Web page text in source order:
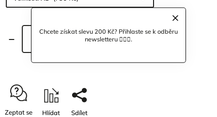
Chcete získat slevu 200 Kč? Přihlaste se k odběru
newsletteru 🙋🏼‍♀️.
Přidat do košíku
Zeptat se Hlídat Sdílet